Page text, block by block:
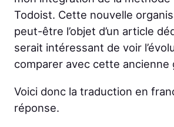
Todoist. Cette nouvelle
peut-être l’objet d’un article
serait intéressant de voir
comparer avec cette ancienne
Voici donc la traduction en
réponse.